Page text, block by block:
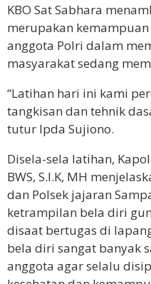
KBO Sat Sabhara
merupakan
anggota Polri dalam
masyarakat sedang
“Latihan hari ini kami
tangkisan dan tehnik
tutur Ipda Sujiono.
Disela-sela latihan,
BWS, S.I.K, MH
dan Polsek jajaran
ketrampilan bela diri
disaat bertugas di
bela diri sangat banyak
anggota agar selalu